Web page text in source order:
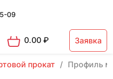
09
0.00₽ Заявка
прокат Профиль